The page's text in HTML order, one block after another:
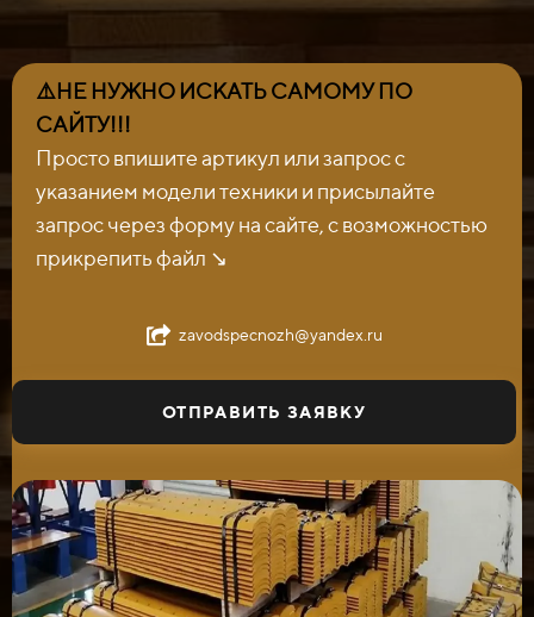
⚠️НЕ НУЖНО ИСКАТЬ САМОМУ ПО
САЙТУ!!!
Просто впишите артикул или запрос с
указанием модели техники и присылайте
запрос через форму на сайте, с возможностью
прикрепить файл ↘️
zavodspecnozh@yandex.ru
ОТПРАВИТЬ ЗАЯВКУ